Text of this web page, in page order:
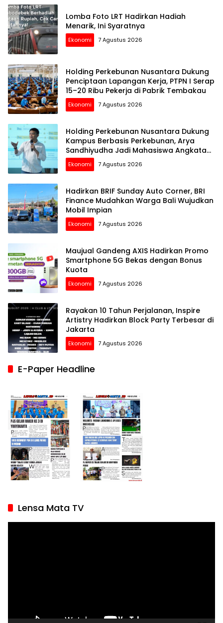
Lomba Foto LRT Hadirkan Hadiah
Menarik, Ini Syaratnya
Ekonomi 7 Agustus 2026
Holding Perkebunan Nusantara Dukung
Penciptaan Lapangan Kerja, PTPN I Serap
15–20 Ribu Pekerja di Pabrik Tembakau
Ekonomi 7 Agustus 2026
Holding Perkebunan Nusantara Dukung
Kampus Berbasis Perkebunan, Arya
Sandhiyudha Jadi Mahasiswa Angkatan
Pertama Magister ITSI
Ekonomi 7 Agustus 2026
Hadirkan BRIF Sunday Auto Corner, BRI
Finance Mudahkan Warga Bali Wujudkan
Mobil Impian
Ekonomi 7 Agustus 2026
Maujual Gandeng AXIS Hadirkan Promo
Smartphone 5G Bekas dengan Bonus
Kuota
Ekonomi 7 Agustus 2026
Rayakan 10 Tahun Perjalanan, Inspire
Artistry Hadirkan Block Party Terbesar di
Jakarta
Ekonomi 7 Agustus 2026
E-Paper Headline
Lensa Mata TV